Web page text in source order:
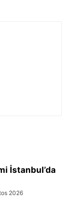
İstanbul’da
2026